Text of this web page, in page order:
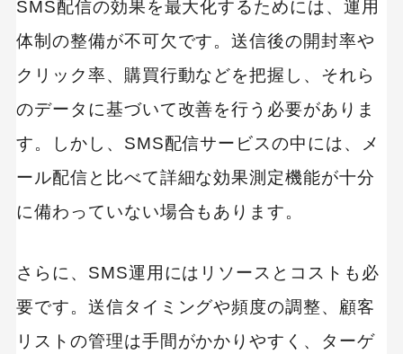
SMS配信の効果を最大化するためには、運用
体制の整備が不可欠です。送信後の開封率や
クリック率、購買行動などを把握し、それら
のデータに基づいて改善を行う必要がありま
す。しかし、SMS配信サービスの中には、メ
ール配信と比べて詳細な効果測定機能が十分
に備わっていない場合もあります。
さらに、SMS運用にはリソースとコストも必
要です。送信タイミングや頻度の調整、顧客
リストの管理は手間がかかりやすく、ターゲ